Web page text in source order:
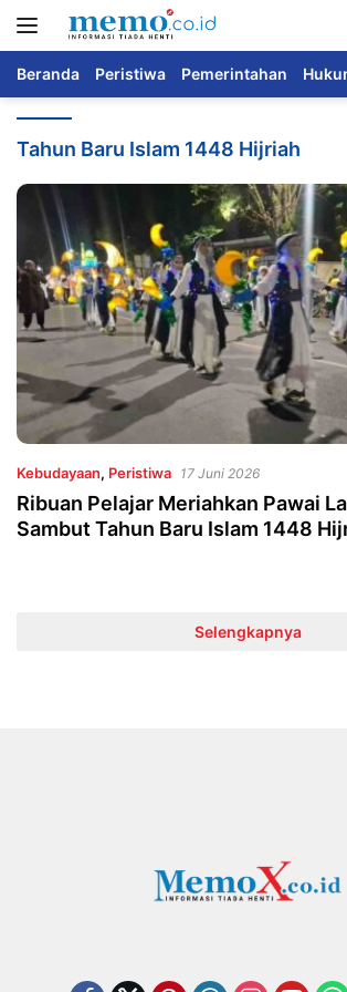
Beranda Peristiwa Pemerintahan
Tahun Baru Islam 1448 Hijriah
Kebudayaan, Peristiwa 17 Juni 2026
Ribuan Pelajar Meriahkan Pawai
Sambut Tahun Baru Islam 1448
Selengkapnya